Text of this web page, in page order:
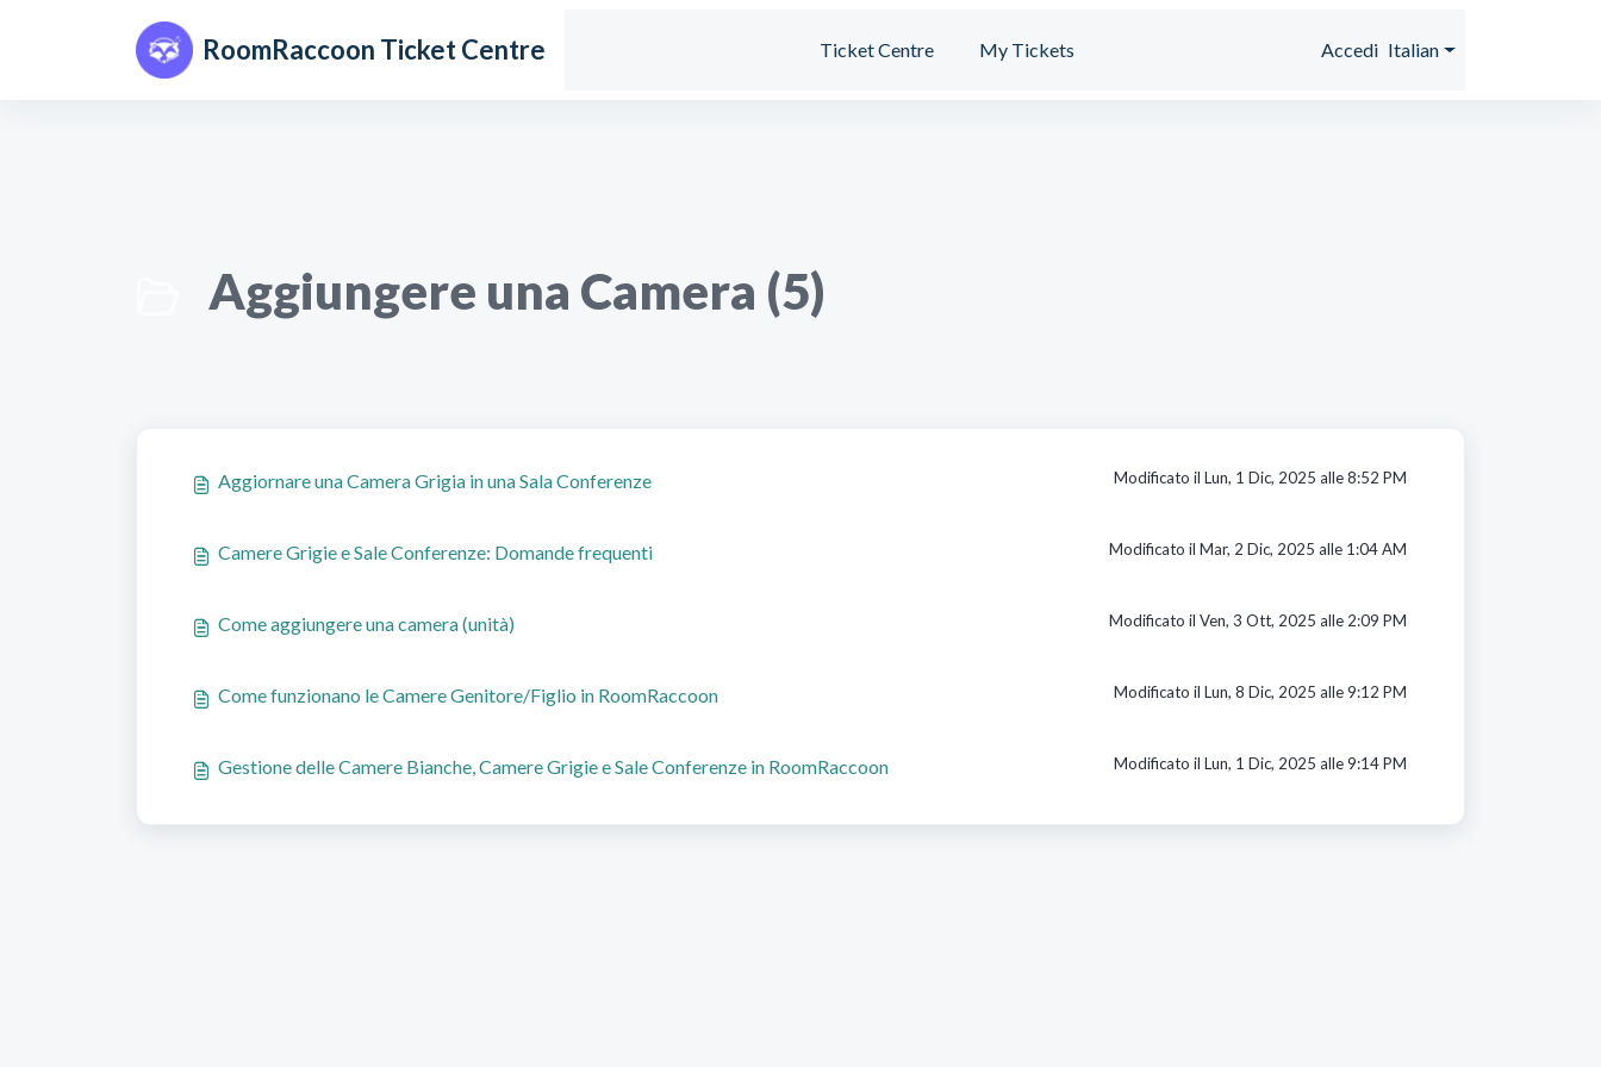
RoomRaccoon Ticket Centre Ticket Centre My Tickets Accedi Italian
Aggiungere una Camera (5)
Aggiornare una Camera Grigia in una Sala Conferenze Modificato il Lun, 1 Dic, 2025 alle 8:52 PM
Camere Grigie e Sale Conferenze: Domande frequenti Modificato il Mar, 2 Dic, 2025 alle 1:04 AM
Come aggiungere una camera (unità) Modificato il Ven, 3 Ott, 2025 alle 2:09 PM
Come funzionano le Camere Genitore/Figlio in RoomRaccoon Modificato il Lun, 8 Dic, 2025 alle 9:12 PM
Gestione delle Camere Bianche, Camere Grigie e Sale Conferenze in RoomRaccoon Modificato il Lun, 1 Dic, 2025 alle 9:14 PM